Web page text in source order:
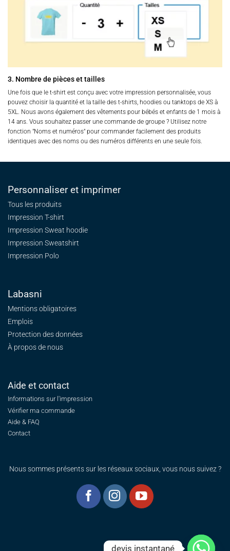
3. Nombre de pièces et tailles
Une fois que le t-shirt est conçu avec votre impression personnalisée, vous
pouvez choisir la quantité et la taille des t-shirts, hoodies ou tanktops de XS à
5XL. Nous avons également des vêtements pour bébés et enfants de 1 mois à
14 ans. Vous souhaitez passer une commande de groupe ? Utilisez notre
fonction "Noms et numéros" pour commander facilement des produits
identiques avec des noms ou des numéros différents en une seule fois.
Personnaliser et imprimer
Tous les produits
Impression T-shirt
Impression Sweat hoodie
Impression Sweatshirt
Impression Polo
Labasni
Mentions obligatoires
Emplois
Protection des données
À propos de nous
Aide et contact
Informations sur l'impression
Vérifier ma commande
Aide & FAQ
Contact
Nous sommes présents sur les réseaux sociaux, vous nous suivez ?
devis instantané